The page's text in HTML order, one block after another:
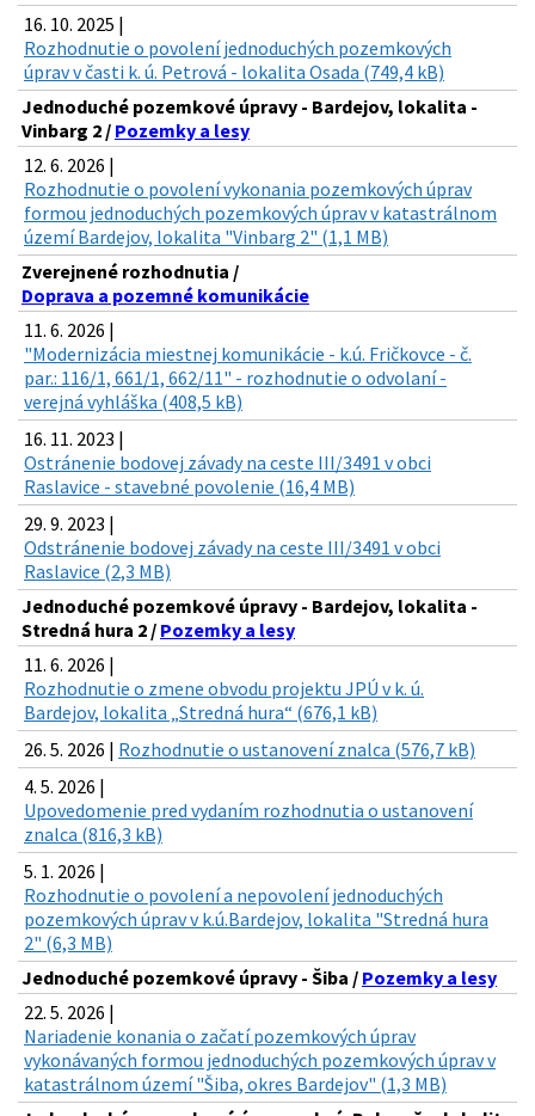
16. 10. 2025 |
Rozhodnutie o povolení jednoduchých pozemkových
úprav v časti k. ú. Petrová - lokalita Osada (749,4 kB)
Jednoduché pozemkové úpravy - Bardejov, lokalita -
Vinbarg 2 / Pozemky a lesy
12. 6. 2026 |
Rozhodnutie o povolení vykonania pozemkových úprav
formou jednoduchých pozemkových úprav v katastrálnom
území Bardejov, lokalita "Vinbarg 2" (1,1 MB)
Zverejnené rozhodnutia /
Doprava a pozemné komunikácie
11. 6. 2026 |
"Modernizácia miestnej komunikácie - k.ú. Fričkovce - č.
par.: 116/1, 661/1, 662/11" - rozhodnutie o odvolaní -
verejná vyhláška (408,5 kB)
16. 11. 2023 |
Ostránenie bodovej závady na ceste III/3491 v obci
Raslavice - stavebné povolenie (16,4 MB)
29. 9. 2023 |
Odstránenie bodovej závady na ceste III/3491 v obci
Raslavice (2,3 MB)
Jednoduché pozemkové úpravy - Bardejov, lokalita -
Stredná hura 2 / Pozemky a lesy
11. 6. 2026 |
Rozhodnutie o zmene obvodu projektu JPÚ v k. ú.
Bardejov, lokalita „Stredná hura“ (676,1 kB)
26. 5. 2026 | Rozhodnutie o ustanovení znalca (576,7 kB)
4. 5. 2026 |
Upovedomenie pred vydaním rozhodnutia o ustanovení
znalca (816,3 kB)
5. 1. 2026 |
Rozhodnutie o povolení a nepovolení jednoduchých
pozemkových úprav v k.ú.Bardejov, lokalita "Stredná hura
2" (6,3 MB)
Jednoduché pozemkové úpravy - Šiba / Pozemky a lesy
22. 5. 2026 |
Nariadenie konania o začatí pozemkových úprav
vykonávaných formou jednoduchých pozemkových úprav v
katastrálnom území "Šiba, okres Bardejov" (1,3 MB)